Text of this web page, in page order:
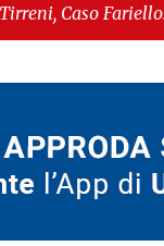
ora torniamo